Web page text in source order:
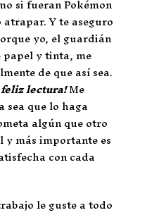
si fueran Pokémon
Y te aseguro
yo, el guardián
papel y tinta, me
de que así sea.
lectura!Me
sea que lo haga
algún que otro
más importante es
con cada
le guste a todo